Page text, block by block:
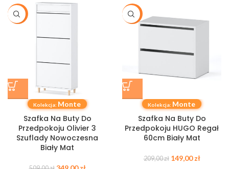
-31%
Kolekcja: Monte
Szafka Na Buty Do
Przedpokoju Olivier 3
Szuflady Nowoczesna
Biały Mat
-29%
Kolekcja: Monte
Szafka Na Buty Do
Przedpokoju HUGO Regał
60cm Biały Mat
209,00zł 149,00zł